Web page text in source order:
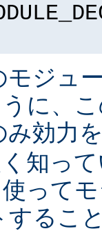
ジュ
に、
効力
知っ
って
するこ